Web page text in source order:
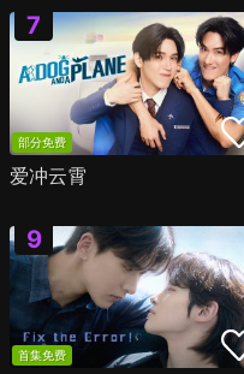
部分免费
爱冲云霄
首集免费